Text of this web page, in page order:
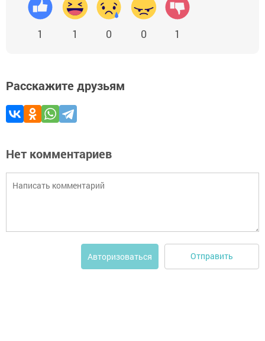
1 1 0 0 1
Расскажите друзьям
Нет комментариев
Авторизоваться Отправить